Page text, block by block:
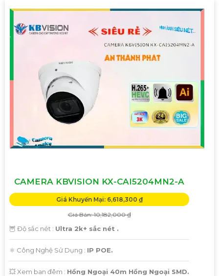
hồng ngoại, cảm biến chuyển động, và khả năng kết nối
Đặt mua ngay hôm nay để hưởng chiết khấu cao và bảo vệ
ngôi nhà, cửa hàng hoặc văn phòng của bạn một cách
hiệu quả.
Hãy liên hệ với chúng tôi để được tư vấn chi tiết và giúp bạn
lựa chọn Camera Kbvision phù hợp nhất với nhu cầu của
Trân trọng,"
Hy vọng bạn sẽ hài lòng với bản mẫu này. Nếu bạn cần
CAMERA KBVISION KX-CAI5204MN2-A
Giá Khuyến Mại: 6,618,300 ₫
Giá Bán: 10,182,000 ₫
🦉 Độ sắc nét : Ultra 2k+ sắc nét .
⚛️ Công Nghệ Sử Dụng : IP POE.
💥 Xem ban đêm : Hồng Ngoại 40m Hồng Ngoại SMD.